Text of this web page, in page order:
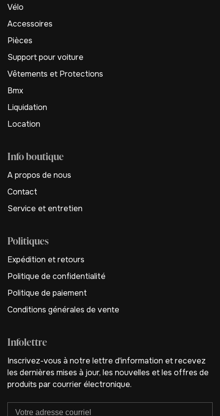
Vélo
Accessoires
Pièces
Support pour voiture
Vêtements et Protections
Bmx
Liquidation
Location
Info boutique
A propos de nous
Contact
Service et entretien
Politiques
Expédition et retours
Politique de confidentialité
Politique de paiement
Conditions générales de vente
Infolettre
Inscrivez-vous à notre lettre d'information et recevez
les dernières mises à jour, les nouvelles et les offres de
produits par courrier électronique.